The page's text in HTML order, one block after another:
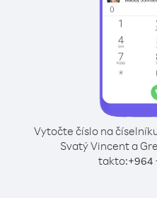
Vytočte číslo na
Svatý Vincent a
takto:+964